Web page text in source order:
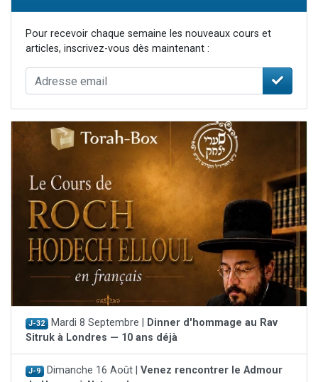
Pour recevoir chaque semaine les nouveaux cours et
articles, inscrivez-vous dès maintenant :
J-32 Mardi 8 Septembre |
Dinner d'hommage au Rav
Sitruk à Londres — 10 ans déjà
J-9 Dimanche 16 Août | Venez rencontrer le Admour